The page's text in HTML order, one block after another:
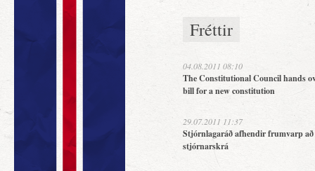
Fréttir
04.08.2011 08:10
The Constitutional Council hands
bill for a new constitution
29.07.2011 11:37
Stjórnlagaráð afhendir frumvarp
stjórnarskrá